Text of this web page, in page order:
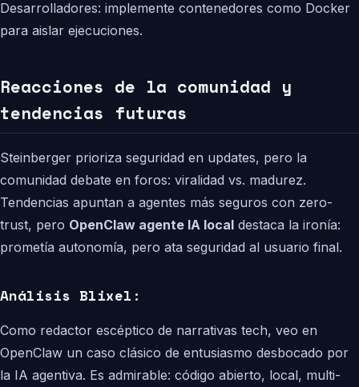
Desarrolladores: implemente contenedores como Docker
para aislar ejecuciones.
Reacciones de la comunidad y
tendencias futuras
Steinberger prioriza seguridad en updates, pero la
comunidad debate en foros: viralidad vs. madurez.
Tendencias apuntan a agentes más seguros con zero-
trust, pero OpenClaw agente IA local destaca la ironía:
prometía autonomía, pero ata seguridad al usuario final.
Análisis Blixel:
Como redactor escéptico de narrativas tech, veo en
OpenClaw un caso clásico de entusiasmo desbocado por
la IA agentiva. Es admirable: código abierto, local, multi-